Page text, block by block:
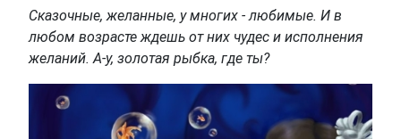
Сказочные, желанные, у многих - любимые. И в
любом возрасте ждешь от них чудес и исполнения
желаний. А-у, золотая рыбка, где ты?